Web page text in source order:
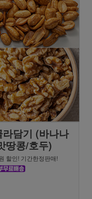
담기 (바나나
땅콩/호두)
할인! 기간한정판매!